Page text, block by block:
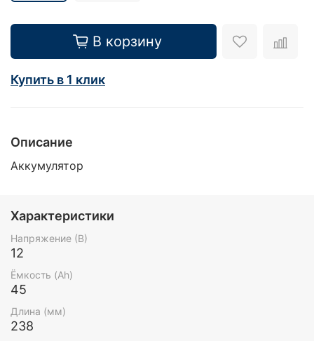
В корзину
Купить в 1 клик
Описание
Аккумулятор
Характеристики
Напряжение (В)
12
Ёмкость (Ah)
45
Длина (мм)
238